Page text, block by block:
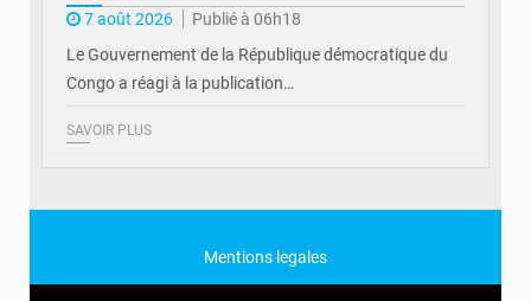
7 août 2026
Publié à 06h18
Le Gouvernement de la République démocratique du
Congo a réagi à la publication…
SAVOIR PLUS
Mentions legales